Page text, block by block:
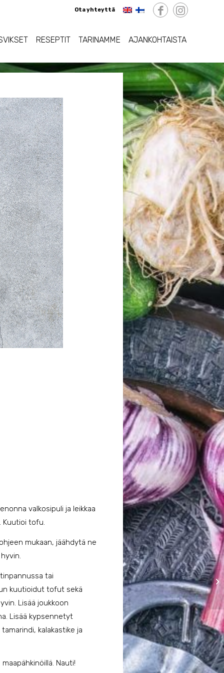
Ota yhteyttä
RESEPTIT TARINAMME AJANKOHTAISTA
valkosipuli ja leikkaa
Kuutioi tofu.
mukaan, jäähdytä ne
tai
kuutioidut tofut sekä
Lisää joukkoon
Lisää kypsennetyt
kalakastike ja
Nauti!